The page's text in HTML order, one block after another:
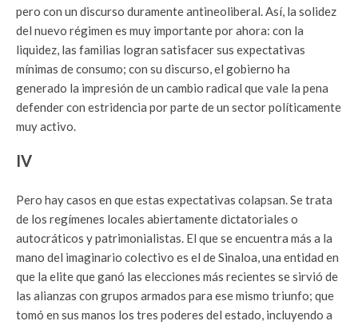
pero con un discurso duramente antineoliberal. Así, la solidez
del nuevo régimen es muy importante por ahora: con la
liquidez, las familias logran satisfacer sus expectativas
mínimas de consumo; con su discurso, el gobierno ha
generado la impresión de un cambio radical que vale la pena
defender con estridencia por parte de un sector políticamente
muy activo.
IV
Pero hay casos en que estas expectativas colapsan. Se trata
de los regímenes locales abiertamente dictatoriales o
autocráticos y patrimonialistas. El que se encuentra más a la
mano del imaginario colectivo es el de Sinaloa, una entidad en
que la elite que ganó las elecciones más recientes se sirvió de
las alianzas con grupos armados para ese mismo triunfo; que
tomó en sus manos los tres poderes del estado, incluyendo a